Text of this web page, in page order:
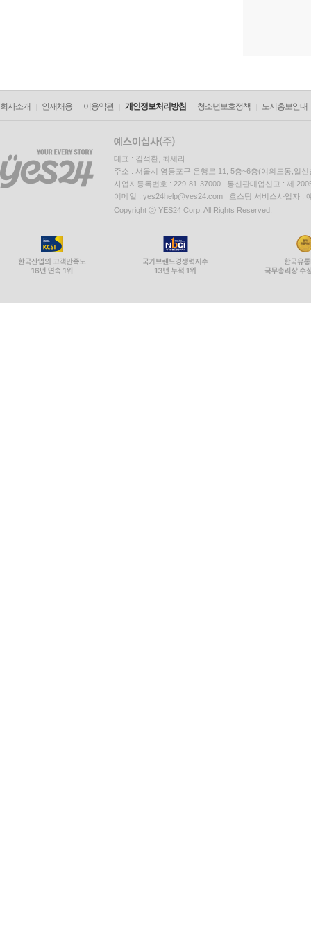
회사소개 인재채용 이용약관 개인정보처리방침 청소년보호정책 도서홍보안내
대표 : 김석환, 최세라
주소 : 서울시 영등포구 은행로 11, 5층~6층(여의도동,일신
사업자등록번호 : 229-81-37000 통신판매업신고 : 제
이메일 : yes24help@yes24.com 호스팅 서비스사업자 :
Copyright ⓒ YES24 Corp. All Rights Reserved.